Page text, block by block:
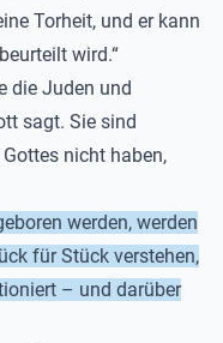
Torheit, und er kann
wird.“
die Juden und
sagt. Sie sind
nicht haben,
werden, werden
für Stück verstehen,
– und darüber